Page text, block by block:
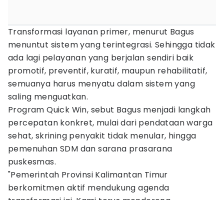
Transformasi layanan primer, menurut Bagus
menuntut sistem yang terintegrasi. Sehingga tidak
ada lagi pelayanan yang berjalan sendiri baik
promotif, preventif, kuratif, maupun rehabilitatif,
semuanya harus menyatu dalam sistem yang
saling menguatkan.
Program Quick Win, sebut Bagus menjadi langkah
percepatan konkret, mulai dari pendataan warga
sehat, skrining penyakit tidak menular, hingga
pemenuhan SDM dan sarana prasarana
puskesmas.
"Pemerintah Provinsi Kalimantan Timur
berkomitmen aktif mendukung agenda